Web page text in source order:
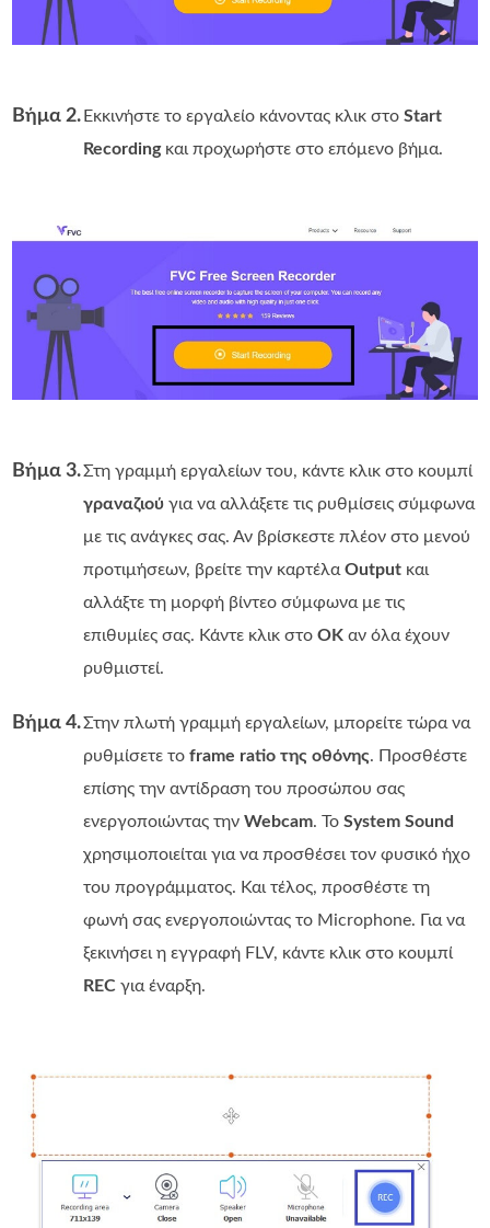
Βήμα 2. Εκκινήστε το εργαλείο κάνοντας κλικ στοStart
Recordingκαι προχωρήστε στο επόμενο βήμα.
Βήμα 3.Στη γραμμή εργαλείων του, κάντε κλικ στο κουμπί
γραναζιού για να αλλάξετε τις ρυθμίσεις σύμφωνα
με τις ανάγκες σας. Αν βρίσκεστε πλέον στο μενού
προτιμήσεων, βρείτε την καρτέλαOutput και
αλλάξτε τη μορφή βίντεο σύμφωνα με τις
επιθυμίες σας. Κάντε κλικ στοOK αν όλα έχουν
ρυθμιστεί.
Βήμα 4.Στην πλωτή γραμμή εργαλείων, μπορείτε τώρα να
ρυθμίσετε τοframe ratio της οθόνης. Προσθέστε
επίσης την αντίδραση του προσώπου σας
ενεργοποιώντας τηνWebcam. ΤοSystem Sound
χρησιμοποιείται για να προσθέσει τον φυσικό ήχο
του προγράμματος. Και τέλος, προσθέστε τη
φωνή σας ενεργοποιώντας το Microphone. Για να
ξεκινήσει η εγγραφή FLV, κάντε κλικ στο κουμπί
REC για έναρξη.